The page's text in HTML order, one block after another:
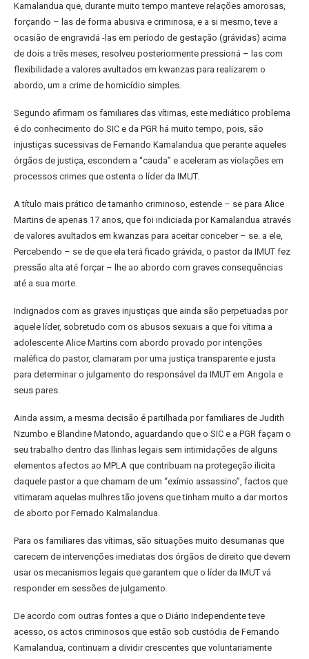
Kamalandua que, durante muito tempo manteve relações amorosas,
forçando – las de forma abusiva e criminosa, e a si mesmo, teve a
ocasião de engravidá -las em período de gestação (grávidas) acima
de dois a três meses, resolveu posteriormente pressioná – las com
flexibilidade a valores avultados em kwanzas para realizarem o
abordo, um a crime de homicídio simples.
Segundo afirmam os familiares das vítimas, este mediático problema
é do conhecimento do SIC e da PGR há muito tempo, pois, são
injustiças sucessivas de Fernando Kamalandua que perante aqueles
órgãos de justiça, escondem a “cauda” e aceleram as violações em
processos crimes que ostenta o líder da IMUT.
A título mais prático de tamanho criminoso, estende – se para Alice
Martins de apenas 17 anos, que foi indiciada por Kamalandua através
de valores avultados em kwanzas para aceitar conceber – se. a ele,
Percebendo – se de que ela terá ficado grávida, o pastor da IMUT fez
pressão alta até forçar – lhe ao abordo com graves consequências
até a sua morte.
Indignados com as graves injustiças que ainda são perpetuadas por
aquele líder, sobretudo com os abusos sexuais a que foi vítima a
adolescente Alice Martins com abordo provado por intenções
maléfica do pastor, clamaram por uma justiça transparente e justa
para determinar o julgamento do responsável da IMUT em Angola e
seus pares.
Ainda assim, a mesma decisão é partilhada por familiares de Judith
Nzumbo e Blandine Matondo, aguardando que o SIC e a PGR façam o
seu trabalho dentro das llinhas legais sem intimidações de alguns
elementos afectos ao MPLA que contribuam na protegeção ilicita
daquele pastor a que chamam de um “exímio assassino”, factos que
vitimaram aquelas mulhres tão jovens que tinham muito a dar mortos
de aborto por Fernado Kalmalandua.
Para os familiares das vítimas, são situações muito desumanas que
carecem de intervenções imediatas dos órgãos de direito que devem
usar os mecanismos legais que garantem que o líder da IMUT vá
responder em sessões de julgamento.
De acordo com outras fontes a que o Diário Independente teve
acesso, os actos criminosos que estão sob custódia de Fernando
Kamalandua, continuam a dividir crescentes que voluntariamente